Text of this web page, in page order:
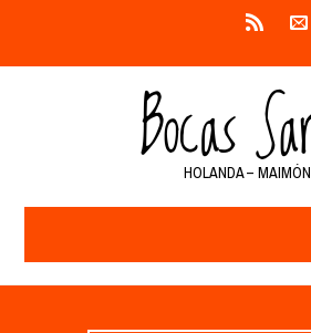
HOLANDA – MAIMÓN